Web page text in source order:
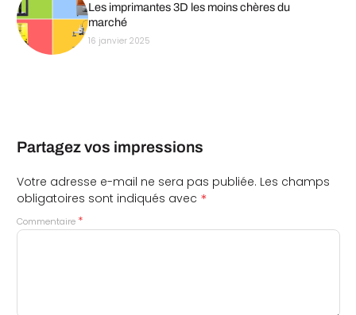
Les imprimantes 3D les moins chères du
marché
16 janvier 2025
Partagez vos impressions
Votre adresse e-mail ne sera pas publiée. Les champs
obligatoires sont indiqués avec *
Commentaire *